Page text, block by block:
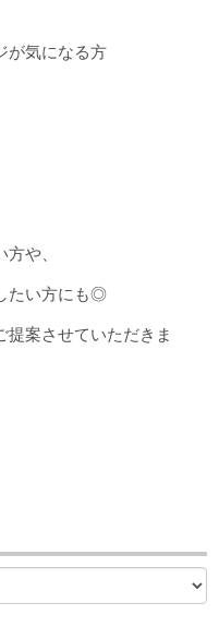
が気になる方
や、
たい方にも◎
提案させていただきま